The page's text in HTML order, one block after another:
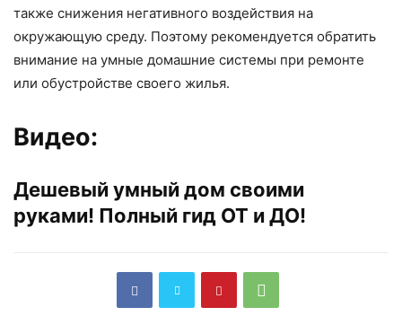
также снижения негативного воздействия на
окружающую среду. Поэтому рекомендуется обратить
внимание на умные домашние системы при ремонте
или обустройстве своего жилья.
Видео:
Дешевый умный дом своими
руками! Полный гид ОТ и ДО!